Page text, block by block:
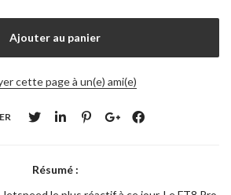
cette page à un(e) ami(e)
Résumé :